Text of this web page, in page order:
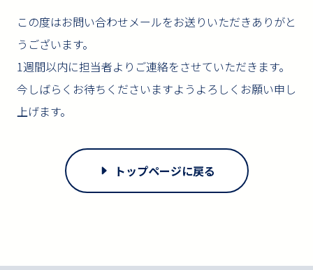
この度はお問い合わせメールをお送りいただきありがと
うございます。
1週間以内に担当者よりご連絡をさせていただきます。
今しばらくお待ちくださいますようよろしくお願い申し
上げます。
トップページに戻る